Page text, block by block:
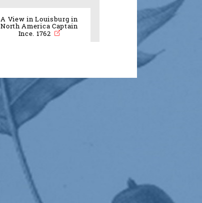
A View in Louisburg in
North America Captain
Ince. 1762